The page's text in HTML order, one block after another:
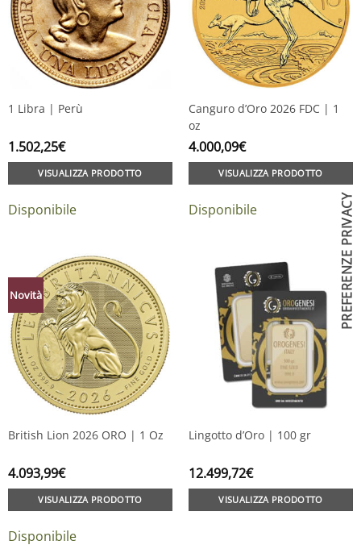
1 Libra | Perù
1.502,25€
VISUALIZZA PRODOTTO
Disponibile
Canguro d’Oro 2026 FDC | 1
oz
4.000,09€
VISUALIZZA PRODOTTO
Disponibile
Novità
British Lion 2026 ORO | 1 Oz
4.093,99€
VISUALIZZA PRODOTTO
Disponibile
Lingotto d’Oro | 100 gr
12.499,72€
VISUALIZZA PRODOTTO